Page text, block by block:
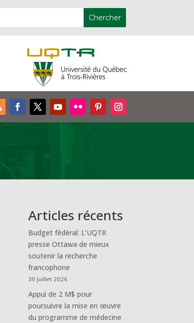
Articles récents
Budget fédéral: L’UQTR
presse Ottawa de mieux
soutenir la recherche
francophone
30 juillet 2026
Appui de 2 M$ pour
poursuivre la mise en œuvre
du programme de médecine